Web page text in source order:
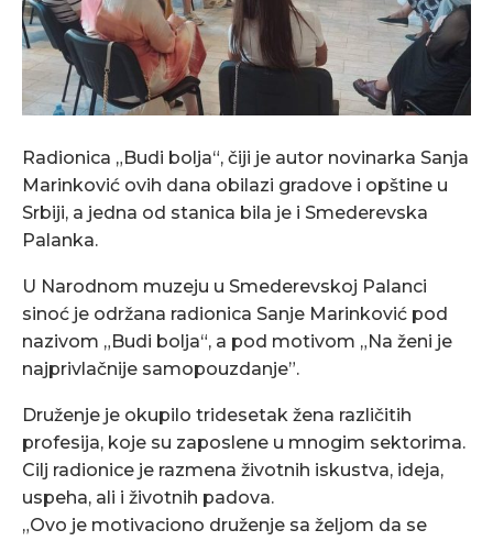
Radionica „Budi bolja“, čiji je autor novinarka Sanja
Marinković ovih dana obilazi gradove i opštine u
Srbiji, a jedna od stanica bila je i Smederevska
Palanka.
U Narodnom muzeju u Smederevskoj Palanci
sinoć je održana radionica Sanje Marinković pod
nazivom „Budi bolja“, a pod motivom „Na ženi je
najprivlačnije samopouzdanje”.
Druženje je okupilo tridesetak žena različitih
profesija, koje su zaposlene u mnogim sektorima.
Cilj radionice je razmena životnih iskustva, ideja,
uspeha, ali i životnih padova.
„Ovo je motivaciono druženje sa željom da se